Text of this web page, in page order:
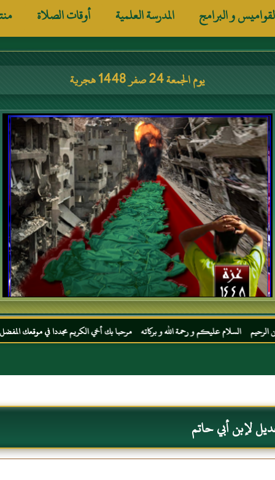
و البرامج المدرسة العلمية أوقات الصلاة
يوم الجمعة 24 صفر 1448 هجرية
عليكم و رحمة الله و بركاته مرحبا بك أخي الكريم مجددا في موقعك المفضل المحجة
لإبن أبي حاتم